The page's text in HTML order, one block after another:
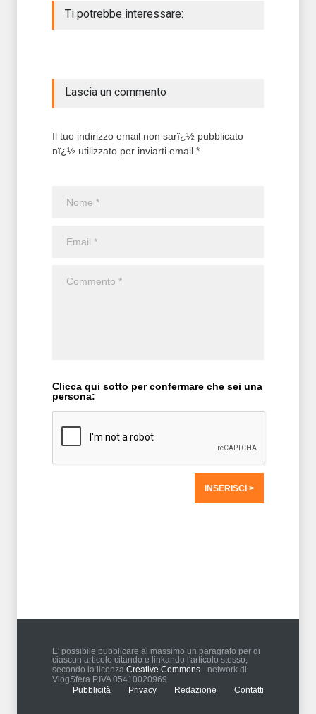
Ti potrebbe interessare:
Lascia un commento
Il tuo indirizzo email non sarï¿½ pubblicato
nï¿½ utilizzato per inviarti email *
Clicca qui sotto per confermare che sei una
persona:
E' possibile pubblicare al massimo un paragrafo per di
ciascun articolo citando e linkando l'articolo stesso,
secondo la licenza Creative Commons - network di
VlogSfera P.IVA 05410020969
Pubblicità
Privacy Redazione Contatti